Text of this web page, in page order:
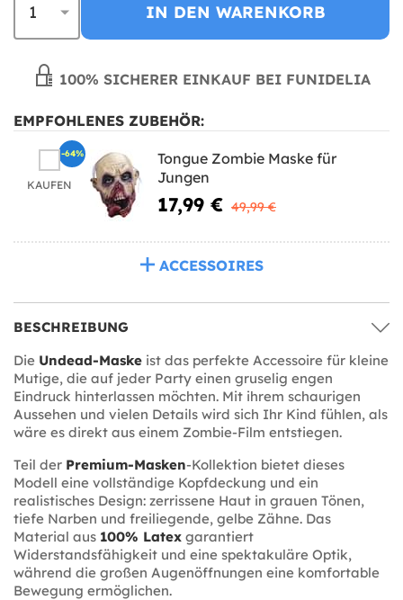
IN DEN WARENKORB
100% SICHERER EINKAUF BEI FUNIDELIA
EMPFOHLENES ZUBEHÖR:
KAUFEN
Tongue Zombie Maske für
Jungen
17,99 € 49,99 €
-64%
ACCESSOIRES
BESCHREIBUNG
Die Undead-Maske ist das perfekte Accessoire für kleine
Mutige, die auf jeder Party einen gruselig engen
Eindruck hinterlassen möchten. Mit ihrem schaurigen
Aussehen und vielen Details wird sich Ihr Kind fühlen, als
wäre es direkt aus einem Zombie-Film entstiegen.
Teil der Premium-Masken-Kollektion bietet dieses
Modell eine vollständige Kopfdeckung und ein
realistisches Design: zerrissene Haut in grauen Tönen,
tiefe Narben und freiliegende, gelbe Zähne. Das
Material aus 100% Latex garantiert
Widerstandsfähigkeit und eine spektakuläre Optik,
während die großen Augenöffnungen eine komfortable
Bewegung ermöglichen.